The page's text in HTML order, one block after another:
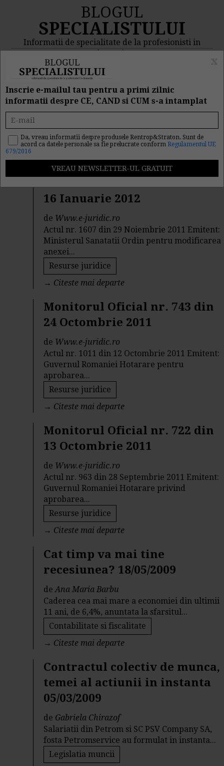
BLOGUL
SPECIALISTULUI
Informatii de specialitate de la profesionisti in
domeniu
MENIU
Rezultat cautare "petrom"
Cautarea facuta dupa cuvantul/sirul de cuvinte "petrom
a returnat 18 articole.
16 Ianuarie 2012
de Www.e-juridic.ro
Actul nr. 1607 din 29 Noiembrie 2011 Emitent:
Ministerul Sanatatii Ordin pentru modificarea
anexei...
Resurse juridice
→ Citeste mai departe
Monitorul Oficial nr. 743 din
24 Octombrie 2011
de Www.e-juridic.ro
Actul nr. 1011 din 12 Octombrie 2011 Emitent:
Guvernul Romaniei Hotarare pentru
aprobarea...
Resurse juridice
→ Citeste mai departe
Monitorul Oficial nr. 722 din
13 Octombrie 2011
de Www.e-juridic.ro
Actul nr. 963 din 28 Septembrie 2011 Emitent:
Guvernul Romaniei Hotarare privind
aprobarea...
Resurse juridice
→ Citeste mai departe
Cat timp va mai tine
recesiunea? 18/05/2009
deAna Maria Barbu
Caderea cea mai mare a economiei din ultimii
11 ani, de 6,4%, anuntata la sfarsitul...
Contabilitate si fiscalitate
→ Citeste mai departe
Contractul colectiv de munca,
temei al actiunii in instanta
05/03/2009
de Gabriela Chirazof
Salariatii din Petrom si SC PSV Company SA,
fosta Petromservice au formulat in instanta...
Legislatia muncii
Inscrie e-mailul tau pentru a primi zilnic
informatii despre CE, CAND si CUM s-a intamplat
Da, vreau informatii despre produsele Rentrop&Straton. Sunt de
acord ca datele personale sa fie prelucrate conform Regulamentul UE
679/2016